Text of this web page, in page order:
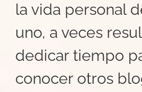
la vida personal
uno, a veces
dedicar tiempo
conocer otros